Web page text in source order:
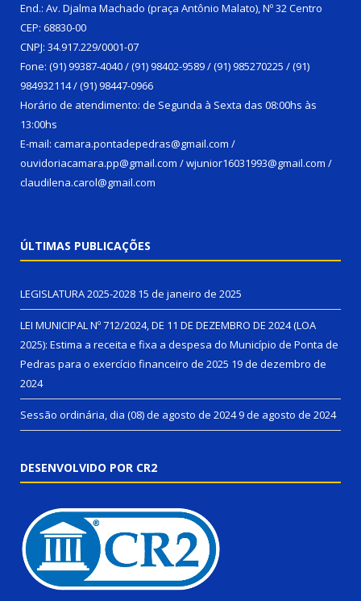
End.: Av. Djalma Machado (praça Antônio Malato), Nº 32 Centro
CEP: 68830-00
CNPJ: 34.917.229/0001-07
Fone: (91) 99387-4040 / (91) 98402-9589 / (91) 985270225 / (91)
984932114 / (91) 98447-0966
Horário de atendimento: de Segunda à Sexta das 08:00hs às
13:00hs
E-mail: camara.pontadepedras@gmail.com /
ouvidoriacamara.pp@gmail.com / wjunior16031993@gmail.com /
claudilena.carol@gmail.com
ÚLTIMAS PUBLICAÇÕES
LEGISLATURA 2025-2028 15 de janeiro de 2025
LEI MUNICIPAL Nº 712/2024, DE 11 DE DEZEMBRO DE 2024 (LOA
2025): Estima a receita e fixa a despesa do Município de Ponta de
Pedras para o exercício financeiro de 2025 19 de dezembro de
2024
Sessão ordinária, dia (08) de agosto de 20249 de agosto de 2024
DESENVOLVIDO POR CR2